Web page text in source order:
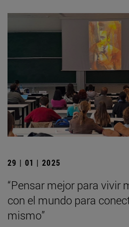
29 | 01 | 2025
“Pensar mejor para vivir
con el mundo para
mismo”